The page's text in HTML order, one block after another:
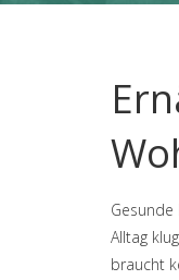
Gesunde
Alltag
braucht